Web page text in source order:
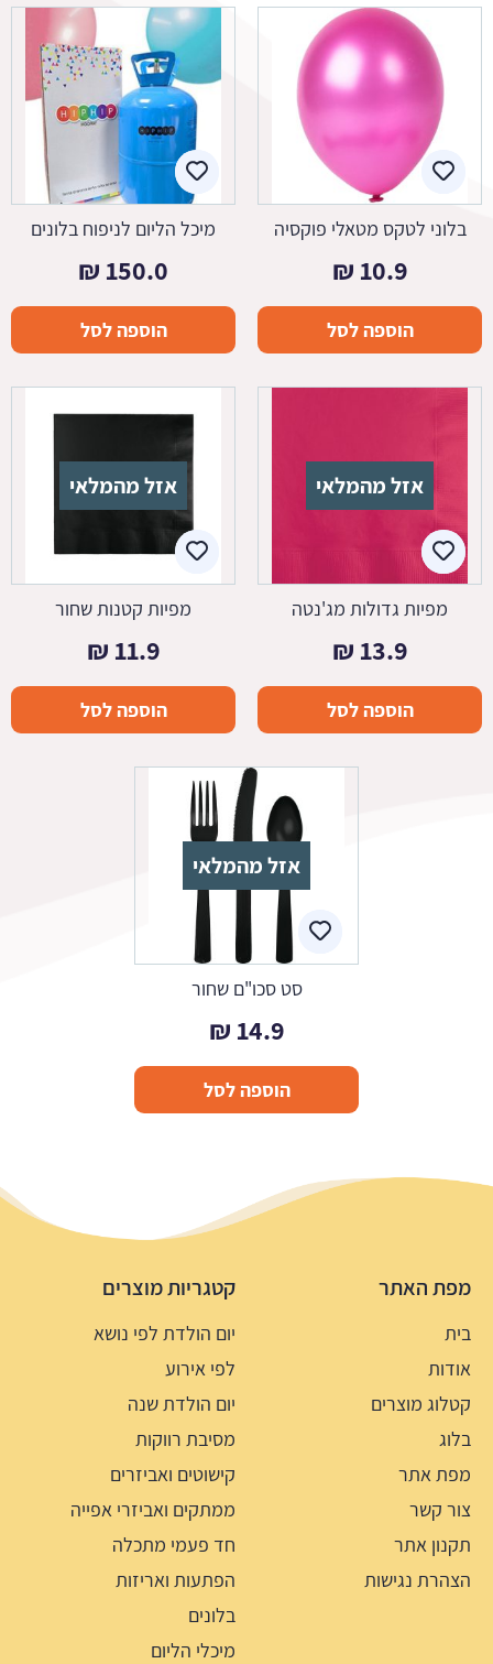
בלוני לטקס מטאלי פוקסיה
10.9
₪
הוספה לסל
מיכל הליום לניפוח בלונים
150.0
₪
הוספה לסל
אזל מהמלאי
מפיות גדולות מג'נטה
13.9
₪
הוספה לסל
אזל מהמלאי
מפיות קטנות שחור
11.9
₪
הוספה לסל
אזל מהמלאי
סט סכו"ם שחור
14.9
₪
הוספה לסל
מפת האתר
בית
אודות
קטלוג מוצרים
בלוג
מפת אתר
צור קשר
תקנון אתר
הצהרת נגישות
קטגריות מוצרים
יום הולדת לפי נושא
לפי אירוע
יום הולדת שנה
מסיבת רווקות
קישוטים ואביזרים
ממתקים ואביזרי אפייה
חד פעמי מתכלה
הפתעות ואריזות
בלונים
מיכלי הליום